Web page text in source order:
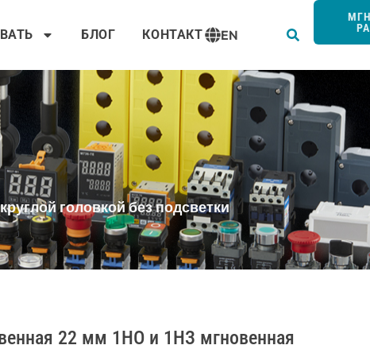
БЛОГ КОНТАКТ EN
головкой без подсветки
22 мм 1НО и 1НЗ мгновенная